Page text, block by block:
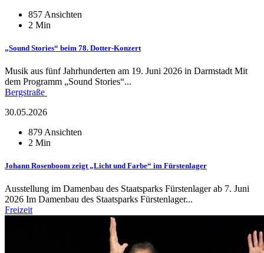
857 Ansichten
2 Min
„Sound Stories“ beim 78. Dotter-Konzert
Musik aus fünf Jahrhunderten am 19. Juni 2026 in Darmstadt Mit
dem Programm „Sound Stories“...
Bergstraße
30.05.2026
879 Ansichten
2 Min
Johann Rosenboom zeigt „Licht und Farbe“ im Fürstenlager
Ausstellung im Damenbau des Staatsparks Fürstenlager ab 7. Juni
2026 Im Damenbau des Staatsparks Fürstenlager...
Freizeit